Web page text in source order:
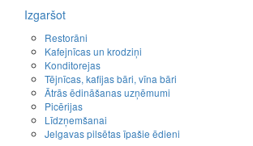
Izgaršot
Restorāni
Kafejnīcas un krodziņi
Konditorejas
Tējnīcas, kafijas bāri, vīna bāri
Ātrās ēdināšanas uzņēmumi
Picērijas
Līdzņemšanai
Jelgavas pilsētas īpašie ēdieni